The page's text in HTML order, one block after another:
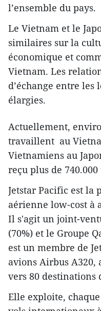
l’ensemble du pays.
Le Vietnam et le
similaires sur la
économique et
Vietnam. Les
d’échange entre les
élargies.
Actuellement,
travaillent au
Vietnamiens au
reçu plus de
Jetstar Pacific est la
aérienne low-cost à
Il ​s'agit un joint-
(70%) et le Groupe
est un membre de
avions Airbus A320,
vers 80 ​destinations
Elle exploite,